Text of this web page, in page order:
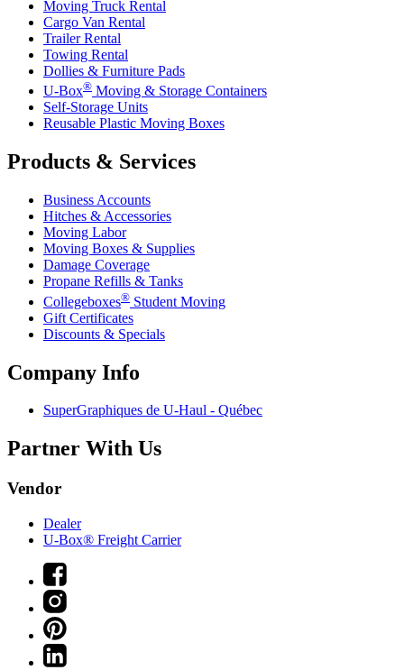
Moving Truck Rental
Cargo Van Rental
Trailer Rental
Towing Rental
Dollies & Furniture Pads
U-Box® Moving & Storage Containers
Self-Storage Units
Reusable Plastic Moving Boxes
Products & Services
Business Accounts
Hitches & Accessories
Moving Labor
Moving Boxes & Supplies
Damage Coverage
Propane Refills & Tanks
Collegeboxes® Student Moving
Gift Certificates
Discounts & Specials
Company Info
SuperGraphiques de U-Haul - Québec
Partner With Us
Vendor
Dealer
U-Box® Freight Carrier